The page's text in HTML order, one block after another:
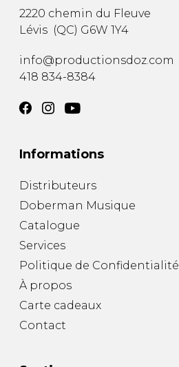
2220 chemin du Fleuve
Lévis (QC) G6W 1Y4
info@productionsdoz.com
418 834-8384
Informations
Distributeurs
Doberman Musique
Catalogue
Services
Politique de Confidentialité
À propos
Carte cadeaux
Contact